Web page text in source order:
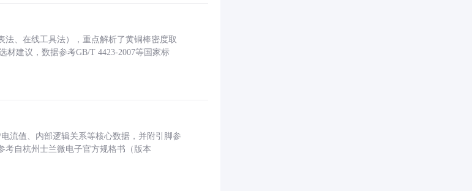
、在线工具法），重点解析了黄铜棒密度取
材建议，数据参考GB/T 4423-2007等国家标
流值、内部逻辑关系等核心数据，并附引脚参
考自杭州士兰微电子官方规格书（版本